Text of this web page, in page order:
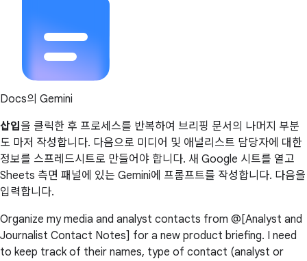
Docs의 Gemini
삽입 을 클릭한 후 프로세스를 반복하여 브리핑 문서의 나머지 부분
도 마저 작성합니다. 다음으로 미디어 및 애널리스트 담당자에 대한
정보를 스프레드시트로 만들어야 합니다. 새 Google 시트를 열고
Sheets 측면 패널에 있는 Gemini에 프롬프트를 작성합니다. 다음을
입력합니다.
Organize my media and analyst contacts from @[Analyst and
Journalist Contact Notes] for a new product briefing. I need
to keep track of their names, type of contact (analyst or